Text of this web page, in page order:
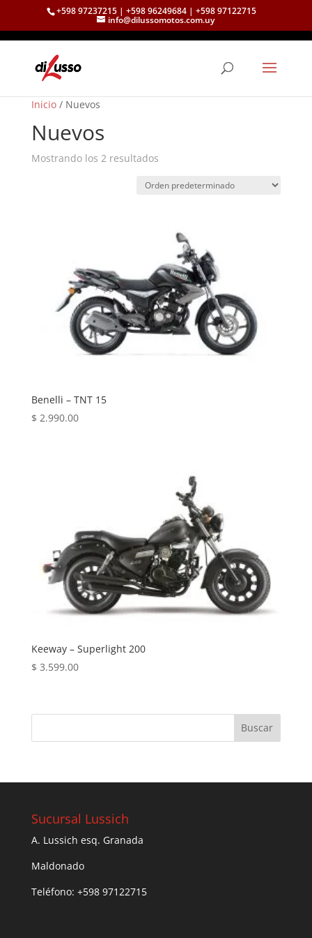
+598 97237215 | +598 96249684 | +598 97122715
info@dilussomotos.com.uy
Inicio/ Nuevos
Nuevos
Mostrando los 2 resultados
Benelli – TNT 15
$ 2.990.00
Keeway – Superlight 200
$ 3.599.00
Sucursal Lussich
A. Lussich esq. Granada
Maldonado
Teléfono: +598 97122715